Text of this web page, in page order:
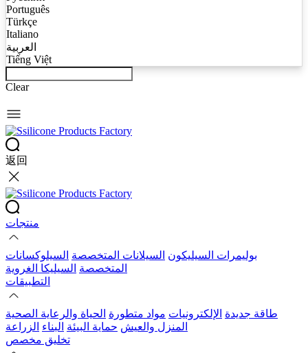
Português
Türkçe
Italiano
العربية
Tiếng Việt
Clear
返回
منتجات
بوليمرات السيليكون السيلانات المتخصصة السيلوكسانات
المتخصصة السيليكا الغروية
التطبيقات
طاقة جديدة الإلكترونيات مواد متطورة الحياة والرعاية الصحية
المنزل والعيش حماية البيئة البناء الزراعة
تخليق مخصص